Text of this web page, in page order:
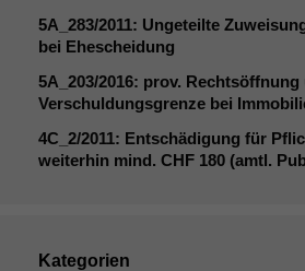
5A_283/2011: Ungeteilte
bei Ehescheidung
5A_203/2016: prov. Rechtsöffnung
Verschuldungsgrenze bei
4C_2/2011: Entschädigung für
weiterhin mind. CHF 180 (amtl.
Kategorien